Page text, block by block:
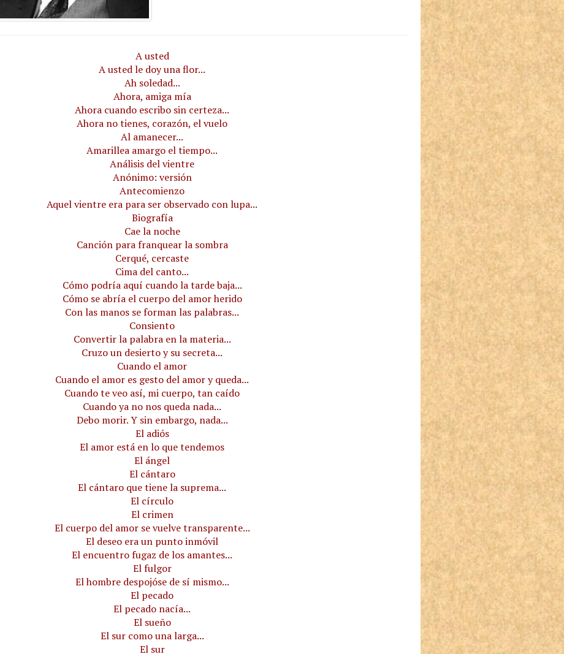
A usted
A usted le doy una flor...
Ah soledad...
Ahora, amiga mía
Ahora cuando escribo sin certeza...
Ahora no tienes, corazón, el vuelo
Al amanecer...
Amarillea amargo el tiempo...
Análisis del vientre
Anónimo: versión
Antecomienzo
Aquel vientre era para ser observado con lupa...
Biografía
Cae la noche
Canción para franquear la sombra
Cerqué, cercaste
Cima del canto...
Cómo podría aquí cuando la tarde baja...
Cómo se abría el cuerpo del amor herido
Con las manos se forman las palabras...
Consiento
Convertir la palabra en la materia...
Cruzo un desierto y su secreta...
Cuando el amor
Cuando el amor es gesto del amor y queda...
Cuando te veo así, mi cuerpo, tan caído
Cuando ya no nos queda nada...
Debo morir. Y sin embargo, nada...
El adiós
El amor está en lo que tendemos
El ángel
El cántaro
El cántaro que tiene la suprema...
El círculo
El crimen
El cuerpo del amor se vuelve transparente...
El deseo era un punto inmóvil
El encuentro fugaz de los amantes...
El fulgor
El hombre despojóse de sí mismo...
El pecado
El pecado nacía...
El sueño
El sur como una larga...
El sur